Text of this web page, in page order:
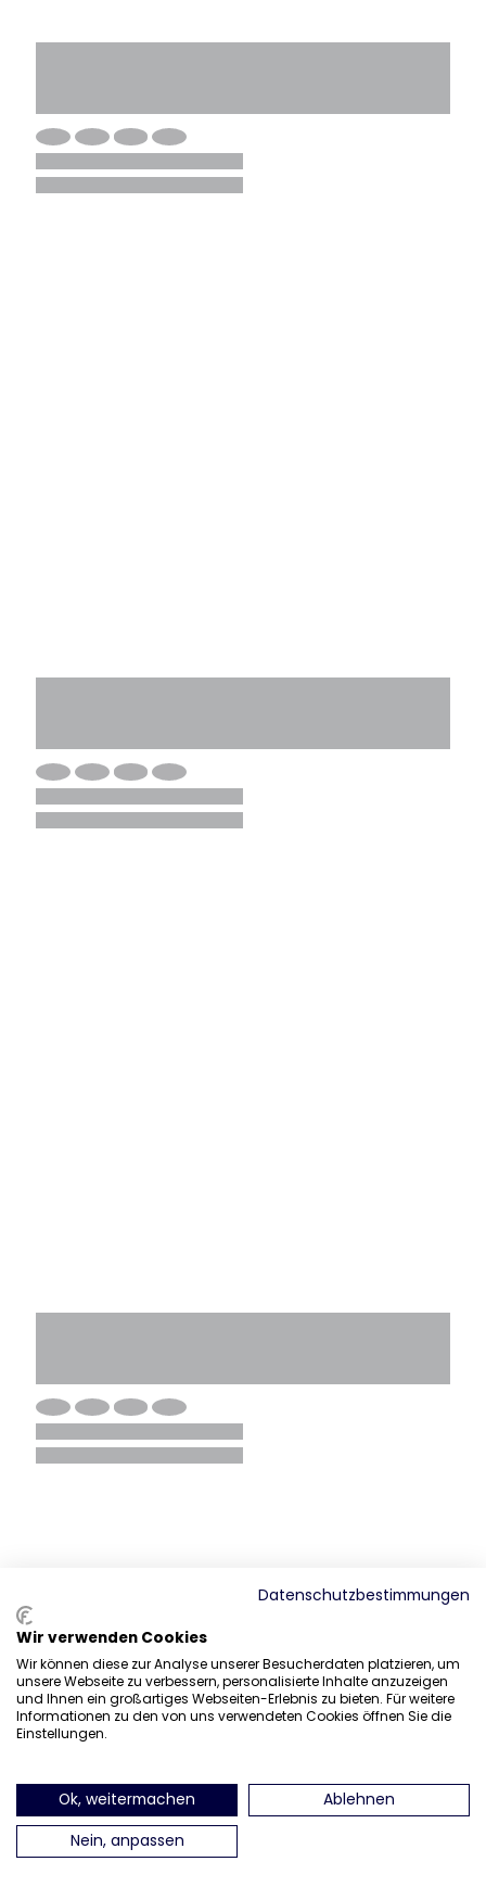
Datenschutzbestimmungen
Wir verwenden Cookies
Wir können diese zur Analyse unserer Besucherdaten platzieren, um
unsere Webseite zu verbessern, personalisierte Inhalte anzuzeigen
und Ihnen ein großartiges Webseiten-Erlebnis zu bieten. Für weitere
Informationen zu den von uns verwendeten Cookies öffnen Sie die
Einstellungen.
Ok, weitermachen
Ablehnen
Nein, anpassen